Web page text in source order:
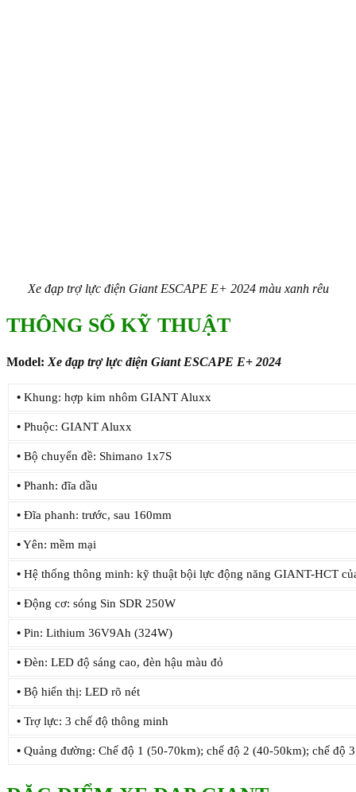
Xe đạp trợ lực điện Giant ESCAPE E+ 2024 màu xanh rêu
THÔNG SỐ KỸ THUẬT
Model: Xe đạp trợ lực điện Giant ESCAPE E+ 2024
• Khung: hợp kim nhôm GIANT Aluxx
• Phuộc: GIANT Aluxx
• Bộ chuyển đề: Shimano 1x7S
• Phanh: đĩa dầu
• Đĩa phanh: trước, sau 160mm
•Yên: mềm mại
• Hệ thống thông minh: kỹ thuật bội lực động năng GIANT-HCT
• Động cơ: sóng Sin SDR 250W
• Pin: Lithium 36V9Ah (324W)
• Đèn: LED độ sáng cao, đèn hậu màu đỏ
• Bộ hiển thị: LED rõ nét
• Trợ lực: 3 chế độ thông minh
• Quảng đường: Chế độ 1 (50-70km); chế độ 2 (40-50km); chế độ